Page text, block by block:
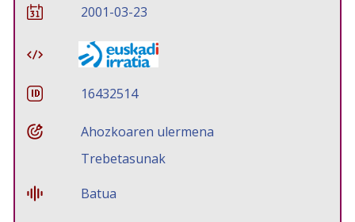
2001-03-23
16432514
Ahozkoaren ulermena
Trebetasunak
Batua